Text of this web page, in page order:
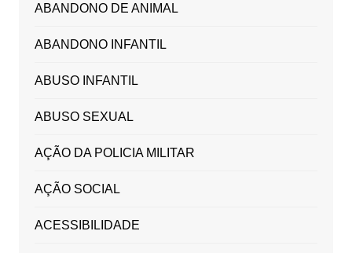
ABANDONO DE ANIMAL
ABANDONO INFANTIL
ABUSO INFANTIL
ABUSO SEXUAL
AÇÃO DA POLICIA MILITAR
AÇÃO SOCIAL
ACESSIBILIDADE